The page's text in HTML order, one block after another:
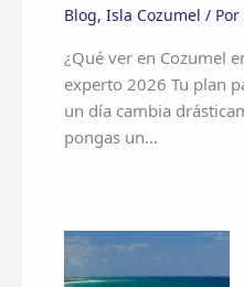
Blog, Isla Cozumel / Por
¿Qué ver en Cozumel
experto 2026 Tu plan
un día cambia
pongas un…